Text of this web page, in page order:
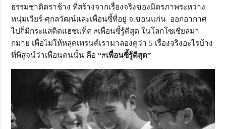
ธรรมชาติตราช้าง ที่สร้างจากเรื่องจริงของมิตรภาพระหว่าง
หนุ่มเวียร์-ศุกลวัฒน์และเพื่อนซี้ที่อยู่ จ.ขอนแก่น ออกอากาศ
ไปก็มีกระแสติดแฮชแท็ค #เพื่อนซี้รู้ดีสุด ในโลกโซเชียลมา
กมาย เพื่อไม่ให้หลุดเทรนด์เรามาลองดูว่า 5 เรื่องจริงอะไรบ้าง
ที่พิสูจน์ว่าเพื่อนคนนั้น คือ“#เพื่อนซี้รู้ดีสุด”